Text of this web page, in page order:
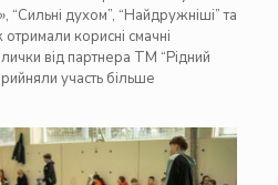
“Сильні духом”, “Найдружніші” та
корисні смачні
від партнера ТМ “Рідний
участь більше